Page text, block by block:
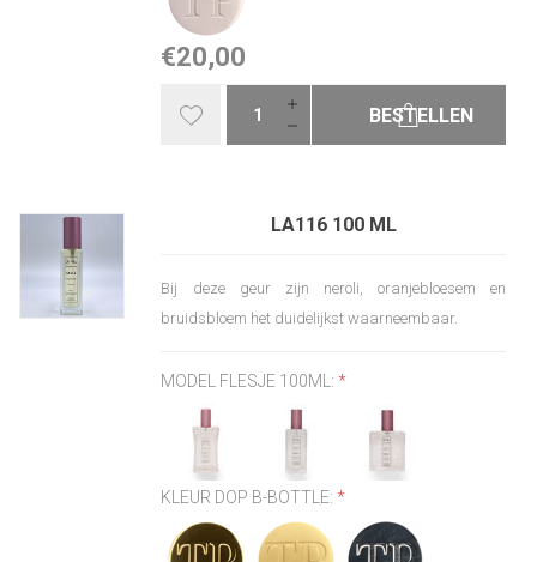
€20,00
BESTELLEN
LA116 100 ML
Bij deze geur zijn neroli, oranjebloesem en
bruidsbloem het duidelijkst waarneembaar.
MODEL FLESJE 100ML:*
KLEUR DOP B-BOTTLE:*